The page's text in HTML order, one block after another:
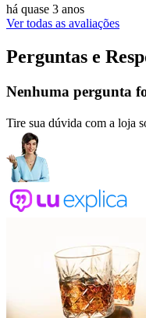
há quase 3 anos
Ver todas as avaliações
Perguntas e
Nenhuma pergunta
Tire sua dúvida com a loja